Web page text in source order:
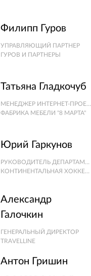
Филипп Гуров
УПРАВЛЯЮЩИЙ ПАРТНЕР
ГУРОВ И ПАРТНЕРЫ
Татьяна Гладкочуб
МЕНЕДЖЕР ИНТЕРНЕТ-ПРОЕКТОВ
ФАБРИКА МЕБЕЛИ "8 МАРТА"
Юрий Гаркунов
РУКОВОДИТЕЛЬ ДЕПАРТАМЕНТА ИНТЕРНЕТ-ПРОЕКТОВ
КОНТИНЕНТАЛЬНАЯ ХОККЕЙНАЯ ЛИГА
Александр
Галочкин
ГЕНЕРАЛЬНЫЙ ДИРЕКТОР
TRAVELLINE
Антон Гришин